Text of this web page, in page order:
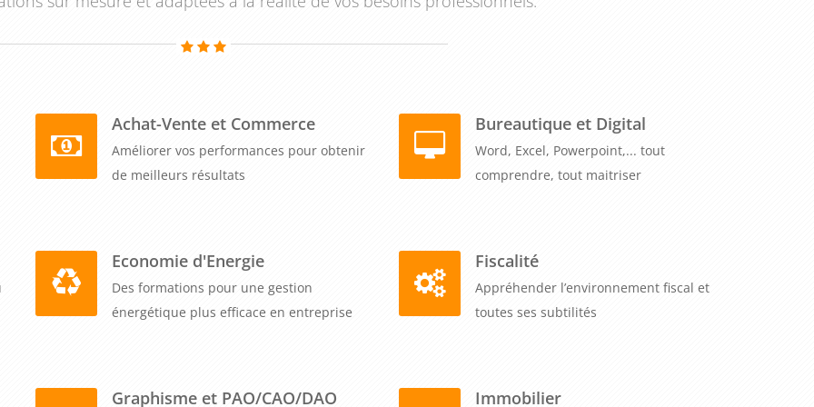
au sein de l'entreprise. Où vous voulez, partout en
durablement vos futurs préventeurs
et de la santé au travail dans votre organisation.
Achat-Vente et Commerce
Améliorer vos performances pour obtenir
de meilleurs résultats
Bureautique et Digital
Word, Excel, Powerpoint,... tout
comprendre, tout maitriser
Economie d'Energie
Des formations pour une gestion
énergétique plus efficace en entreprise
Fiscalité
Appréhender l’environnement fiscal et
toutes ses subtilités
Graphisme et PAO/CAO/DAO Immobilier